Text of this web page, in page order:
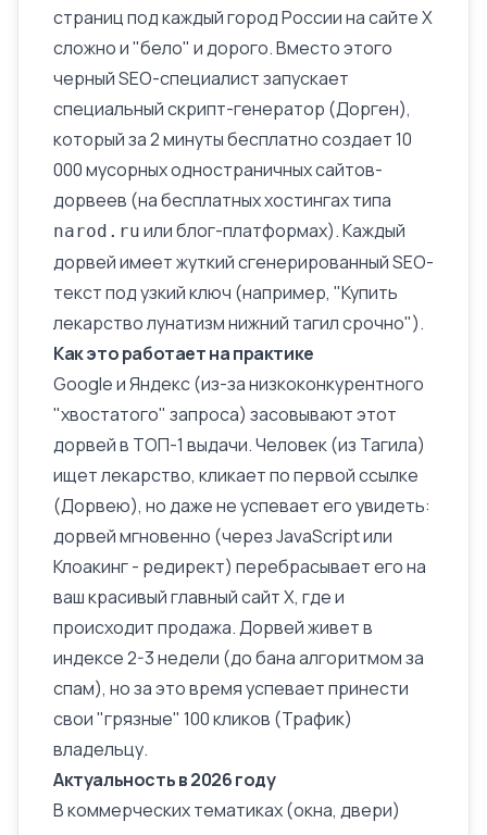
страниц под каждый город России на сайте X
сложно и "бело" и дорого. Вместо этого
черный SEO-специалист запускает
специальный скрипт-генератор (Дорген),
который за 2 минуты бесплатно создает 10
000 мусорных одностраничных сайтов-
дорвеев (на бесплатных хостингах типа
narod.ru илиблог-платформах). Каждый
дорвей имеет жуткий сгенерированный SEO-
текст под узкий ключ (например, "Купить
лекарство лунатизм нижний тагил срочно").
Как это работает на практике
Googleи Яндекс (из-за низкоконкурентного
"хвостатого" запроса) засовывают этот
дорвей в ТОП-1 выдачи. Человек (из Тагила)
ищет лекарство, кликает по первой ссылке
(Дорвею), но даже не успевает его увидеть:
дорвей мгновенно (через JavaScript или
Клоакинг- редирект) перебрасывает его на
ваш красивый главный сайт X, где и
происходит продажа. Дорвей живет в
индексе 2-3 недели (до бана алгоритмом за
спам), но за это время успевает принести
свои "грязные" 100 кликов (Трафик)
владельцу.
Актуальность в 2026 году
В коммерческих тематиках (окна, двери)